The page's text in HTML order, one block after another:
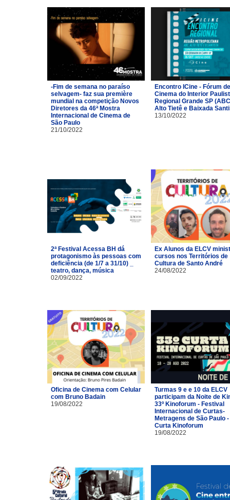
-Fim de semana no paraíso
selvagem- faz sua première
mundial na competição Novos
Diretores da 46ª Mostra
Internacional de Cinema de
São Paulo
21/10/2022
Encontro ICine - Fórum de
Cinema do Interior
Regional Grande SP
Alto Tietê e Baixada
13/10/2022
2ª Festival Acessa BH dá
protagonismo às pessoas com
deficiência (de 1/7 a 31/10) _
teatro, dança, música
02/09/2022
Ex Alunos da ELCV
cursos nos Territórios de
Cultura de Santo André
24/08/2022
Oficina de Cinema com Celular
com Bruno Badain
19/08/2022
Turmas 9 e e 10 da ELCV
participam da Noite de
33º Kinoforum - Festival
Internacional de Curtas-
Metragens de São Paulo -
Curta Kinoforum
19/08/2022